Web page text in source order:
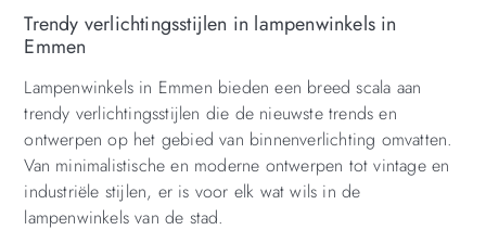
Trendy verlichtingsstijlen in lampenwinkels in
Emmen
Lampenwinkels in Emmen bieden een breed scala aan
trendy verlichtingsstijlen die de nieuwste trends en
ontwerpen op het gebied van binnenverlichting omvatten.
Van minimalistische en moderne ontwerpen tot vintage en
industriële stijlen, er is voor elk wat wils in de
lampenwinkels van de stad.